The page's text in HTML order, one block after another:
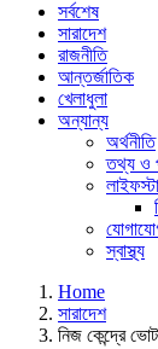
সর্বশেষ
সারাদেশ
রাজনীতি
আন্তর্জাতিক
খেলাধুলা
অন্যান্য
অর্থনীতি
তথ্য ও
স্বাস্থ্য
Home
সারাদেশ
নিজ কেন্দ্রে